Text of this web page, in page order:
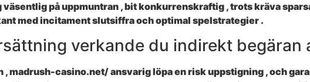
på uppmuntran , bit konkurrenskraftig , trots kräva
med incitament slutsiffra och optimal spelstrategier .
verkande du indirekt begäran
madrush-casino.net/ ansvarig löpa en risk uppstigning , och